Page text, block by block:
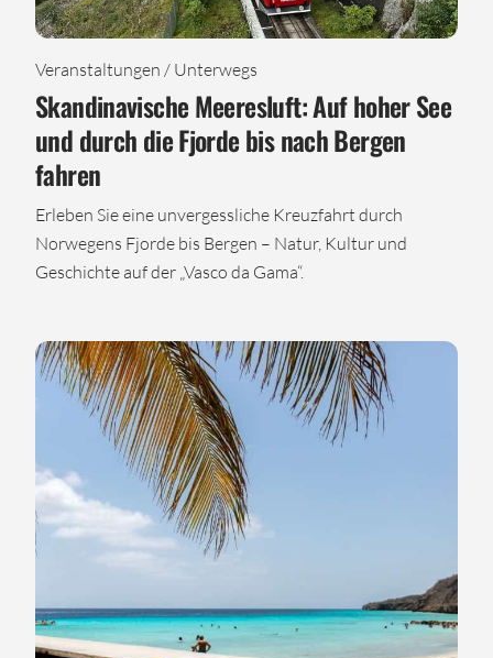
Veranstaltungen / Unterwegs
Skandinavische Meeresluft: Auf hoher See
und durch die Fjorde bis nach Bergen
fahren
Erleben Sie eine unvergessliche Kreuzfahrt durch
Norwegens Fjorde bis Bergen – Natur, Kultur und
Geschichte auf der „Vasco da Gama“.